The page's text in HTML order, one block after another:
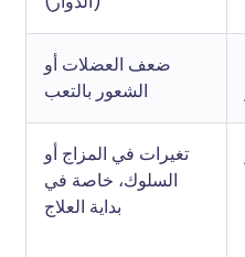
ضعف العضلات أو
الشعور بالتعب
تغيرات في المزاج أو
السلوك، خاصة في
بداية العلاج